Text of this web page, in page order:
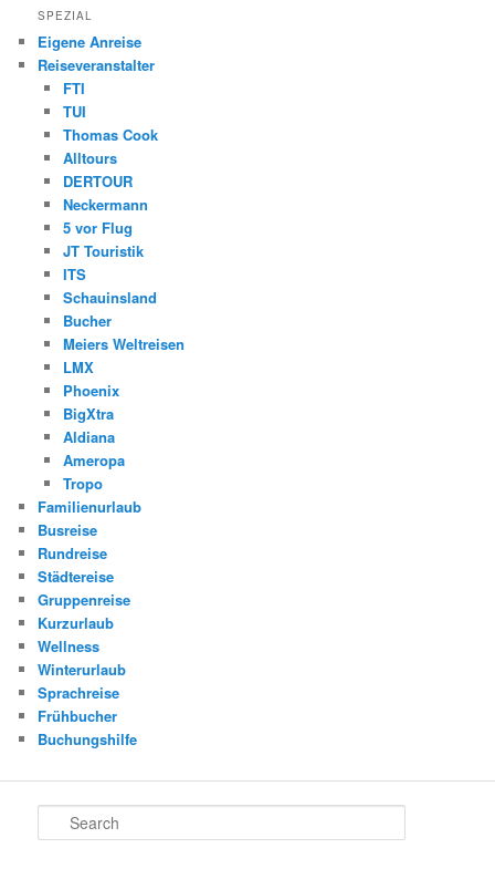
SPEZIAL
Eigene Anreise
Reiseveranstalter
FTI
TUI
Thomas Cook
Alltours
DERTOUR
Neckermann
5 vor Flug
JT Touristik
ITS
Schauinsland
Bucher
Meiers Weltreisen
LMX
Phoenix
BigXtra
Aldiana
Ameropa
Tropo
Familienurlaub
Busreise
Rundreise
Städtereise
Gruppenreise
Kurzurlaub
Wellness
Winterurlaub
Sprachreise
Frühbucher
Buchungshilfe
Search